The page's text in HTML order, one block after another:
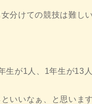
分けての競技は難し
生が1人、1年生が13
いいなぁ、と思います